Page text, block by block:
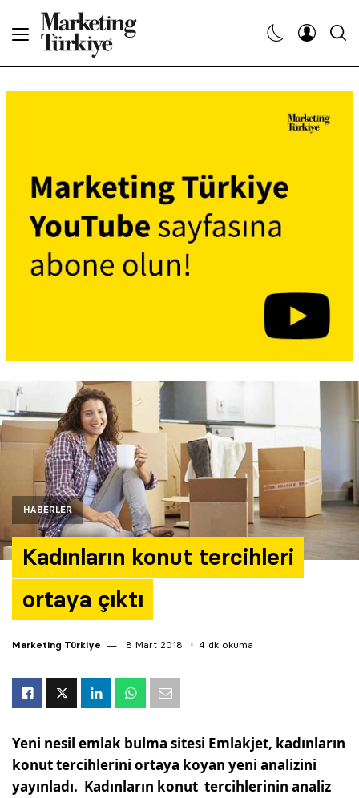
HABERLER
Kadınların konut tercihleri
ortaya çıktı
Marketing Türkiye 8 Mart 2018 4 dk okuma
Yeni nesil emlak bulma sitesi Emlakjet, kadınların
konut tercihlerini ortaya koyan yeni analizini
yayınladı. Kadınların konut tercihlerinin analiz
Dergiler
Etkinlikler
Araştırma